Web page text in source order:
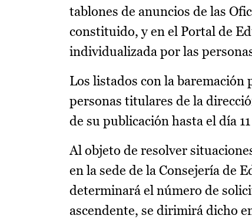
tablones de anuncios de las
constituido, y en el Portal de
individualizada por las
Los listados con la
personas titulares de la
de su publicación hasta el día
Al objeto de resolver
en la sede de la Consejería de
determinará el número de
ascendente, se dirimirá dicho